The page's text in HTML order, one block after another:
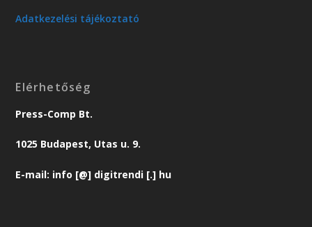
Adatkezelési tájékoztató
Elérhetőség
Press-Comp Bt.
1025 Budapest, Utas u. 9.
E-mail: info [@] digitrendi [.] hu